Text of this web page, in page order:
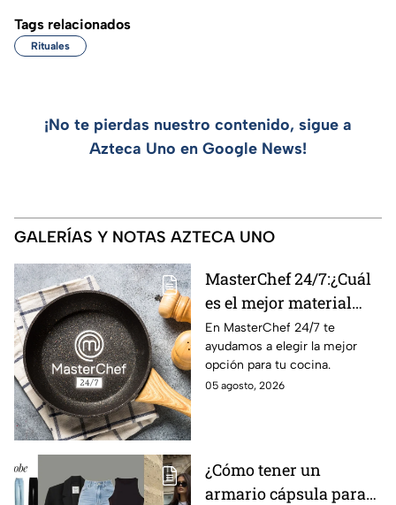
Tags relacionados
Rituales
¡No te pierdas nuestro contenido, sigue a
Azteca Uno en Google News!
GALERÍAS Y NOTAS AZTECA UNO
MasterChef 24/7:¿Cuál
es el mejor material
para una sartén?
En MasterChef 24/7 te
ayudamos a elegir la mejor
opción para tu cocina.
05 agosto, 2026
¿Cómo tener un
armario cápsula para